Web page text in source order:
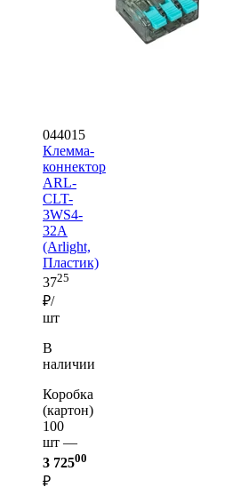
044015
Клемма-
коннектор
ARL-
CLT-
3WS4-
32A
(Arlight,
Пластик)
3725
₽/
шт
В
наличии
Коробка
(картон)
100
шт —
3 72500
₽